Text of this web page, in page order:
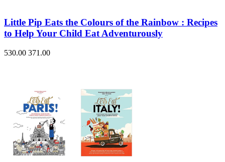
Little Pip Eats the Colours of the Rainbow : Recipes
to Help Your Child Eat Adventurously
530.00 371.00